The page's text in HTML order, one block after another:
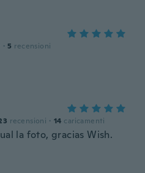
· 5 recensioni
recensioni · 14 caricamenti
la foto, gracias Wish.